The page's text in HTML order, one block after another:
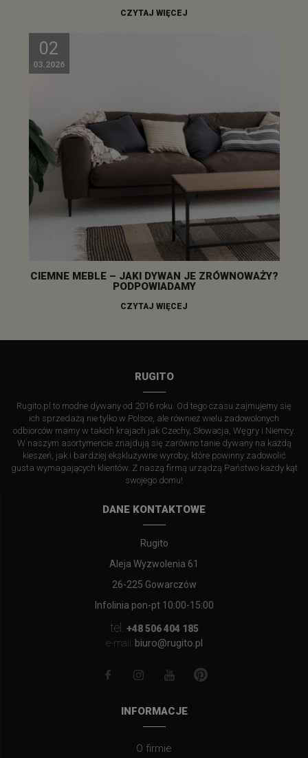
CZYTAJ WIĘCEJ
02
03.2026
CIEMNE MEBLE – JAKI DYWAN JE ZRÓWNOWAŻY?
PODPOWIADAMY
CZYTAJ WIĘCEJ
RUGITO
Rugito.pl to modne dywany od 2016 roku. Od tego czasu zajmujemy się
ich sprzedażą nie tylko w Polsce, ale również wielu zadowolonych
odbiorców mamy w takich krajach jak Czechy, Słowacja, Węgry i Niemcy.
W naszym asortymencie znajdują się zarówno tanie dywany na każdą
kieszeń, jak i bardziej ekskluzywne wyroby, które powinny zadowolić
gusta wymagających klientów. Z naszą firmą urządzą Państwo każdy kąt
swojego domu!
DANE KONTAKTOWE
Rugito
Aleja Wyzwolenia 61
26-225 Gowarczów
Infolinia pon-pt 10:00-15:00
tel. +48 506 404 185
e-mail: biuro@rugito.pl
INFORMACJE
O firmie